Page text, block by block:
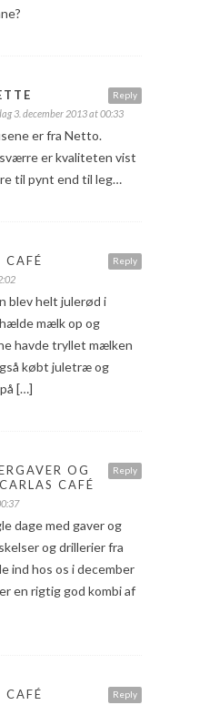
Reply
3. december 2013 at 00:33
er fra Netto.
er kvaliteten vist
til pynt end til leg…
Reply
CAFÉ
blev helt julerød i
mælk op og
havde tryllet mælken
købt juletræ og
[…]
Reply
OG
CAFÉ
dage med gaver og
og drillerier fra
ind hos os i december
en rigtig god kombi af
Reply
CAFÉ